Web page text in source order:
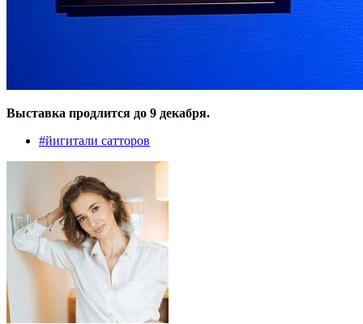
Выставка продлится до 9 декабря.
#йигитали сатторов